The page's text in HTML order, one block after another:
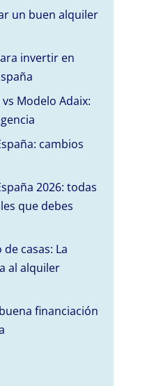
un buen alquiler
invertir en
Modelo Adaix:
cambios
2026: todas
que debes
casas: La
al alquiler
financiación